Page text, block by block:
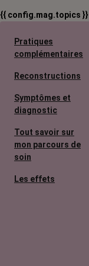
{{ config.mag.topics }}
Pratiques
complémentaires
Reconstructions
Symptômes et
diagnostic
Tout savoir sur
mon parcours de
soin
Les effets